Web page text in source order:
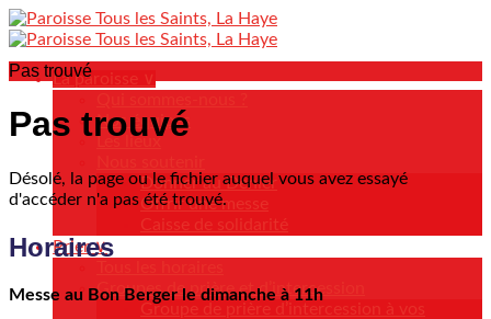
La paroisse ∨
Nos équipes
Les lieux
Donner au Denier
Offrir une messe
Caisse de solidarité
Prier ∨
Groupes de prière et d’intercession
Groupe de prière d’intercession à vos
Pas trouvé
Pas trouvé
Désolé, la page ou le fichier auquel vous avez essayé
d'accéder n'a pas été trouvé.
Horaires
Messe au Bon Berger le dimanche à 11h